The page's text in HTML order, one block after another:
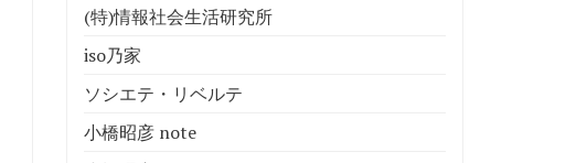
(特)情報社会生活研究所
iso乃家
ソシエテ・リベルテ
小橋昭彦 note